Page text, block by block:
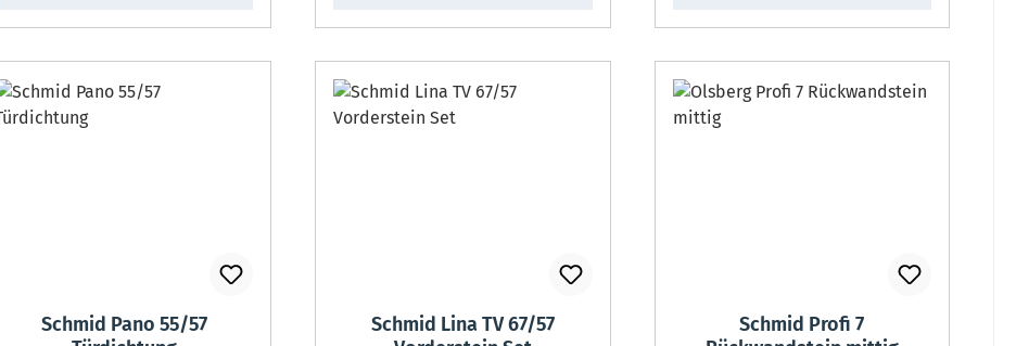
Schmid Pano 55/57
Schmid Lina TV 67/57
Schmid Profi 7